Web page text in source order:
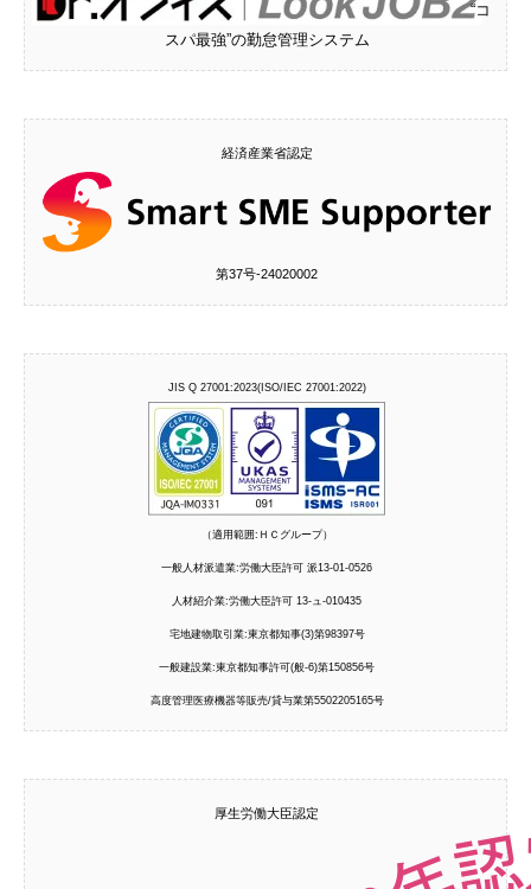
“コ
スパ最強”の勤怠管理システム
経済産業省認定
第37号‐24020002
JIS Q 27001:2023(ISO/IEC 27001:2022)
（適用範囲:ＨＣグループ）
一般人材派遣業:労働大臣許可 派13-01-0526
人材紹介業:労働大臣許可 13-ュ-010435
宅地建物取引業:東京都知事(3)第98397号
一般建設業:東京都知事許可(般-6)第150856号
高度管理医療機器等販売/貸与業第5502205165号
厚生労働大臣認定